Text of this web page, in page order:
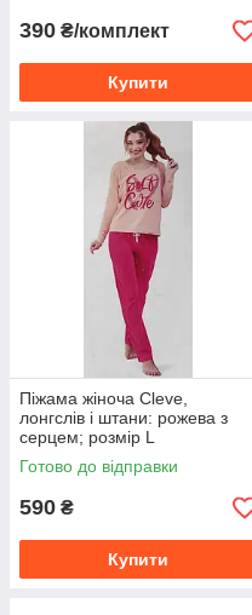
390 ₴/комплект
Купити
Піжама жіноча Cleve,
лонгслів і штани: рожева з
серцем; розмір L
Готово до відправки
590 ₴
Купити